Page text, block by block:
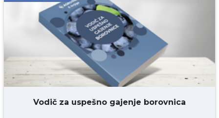
Komentar* obavezno
DODAJ KOMENTAR
Vodič za uspešno gajenje borovnica